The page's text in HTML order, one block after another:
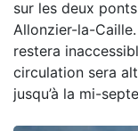
sur les deux
Allonzier-la-
restera
circulation sera
jusqu’à la mi-